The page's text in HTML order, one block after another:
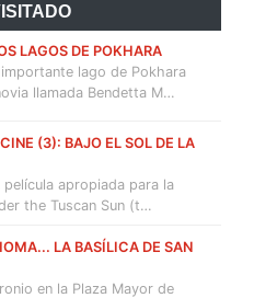
LAGOS DE POKHARA
lago de Pokhara
llamada Bendetta M…
(3): BAJO EL SOL DE LA
apropiada para la
the Tuscan Sun (t…
LA BASÍLICA DE SAN
en la Plaza Mayor de